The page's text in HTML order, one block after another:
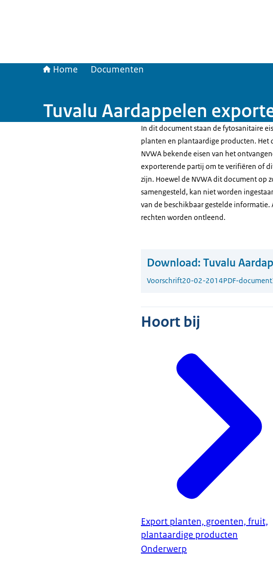
Home Documenten
Tuvalu Aardappelen
In dit document staan de fytosanitaire
planten en plantaardige producten. Het
NVWA bekende eisen van het
exporterende partij om te verifiëren of
zijn. Hoewel de NVWA dit document op
samengesteld, kan niet worden
van de beschikbaar gestelde
rechten worden ontleend.
Download: Tuvalu
Voorschrift20-02-2014PDF-document
Hoort bij
Export planten, groenten, fruit,
plantaardige producten
Onderwerp